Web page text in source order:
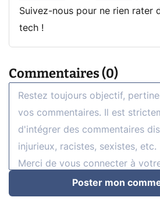
Suivez-nous pour ne rien rater
tech !
Commentaires (0)
Poster mon